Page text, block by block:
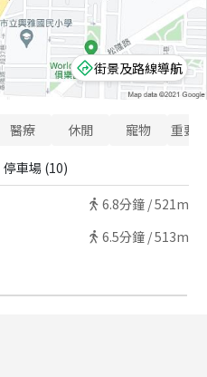
街景及路線導航
醫療 休閒 寵物 重要
停車場 (10)
6.8分鐘 /521m
6.5分鐘 /513m